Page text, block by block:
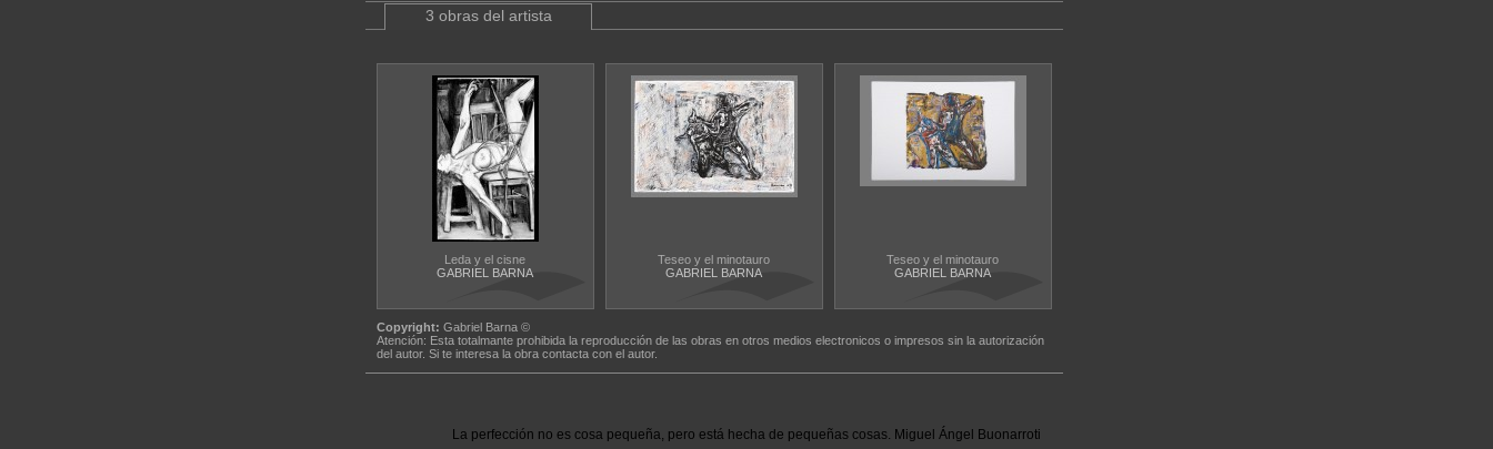
3 obras del artista
Leda y el cisne
GABRIEL BARNA
Teseo y el minotauro
GABRIEL BARNA
Teseo y el minotauro
GABRIEL BARNA
Copyright: Gabriel Barna ©
Atención: Esta totalmante prohibida la reproducción de las obras en otros medios electronicos o impresos sin la autorización
del autor. Si te interesa la obra contacta con el autor.
La perfección no es cosa pequeña, pero está hecha de pequeñas cosas. Miguel Ángel Buonarroti